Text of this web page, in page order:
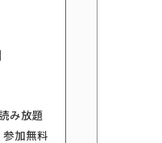
み放題
加無料